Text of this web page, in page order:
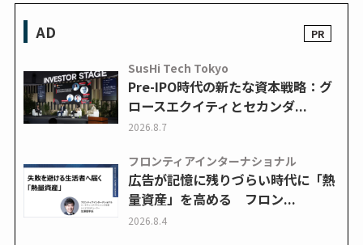
AD
SusHi Tech Tokyo
Pre-IPO時代の新たな資本戦略：グ
ロースエクイティとセカンダ...
2026.8.7
フロンティアインターナショナル
広告が記憶に残りづらい時代に「熱
量資産」を高める フロン...
2026.8.4